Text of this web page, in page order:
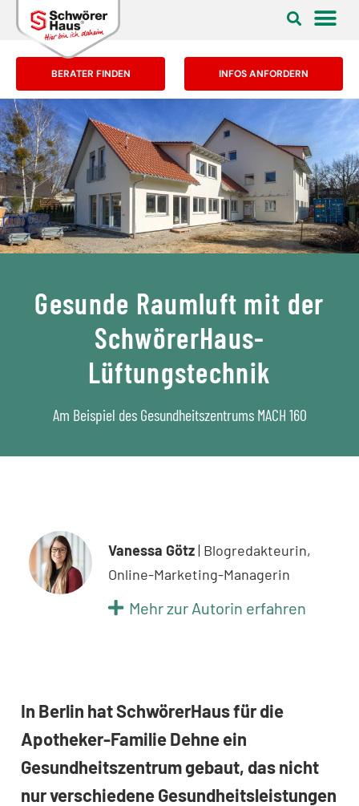
BERATER FINDEN INFOS ANFORDERN
Gesunde Raumluft mit der
SchwörerHaus-
Lüftungstechnik
Am Beispiel des Gesundheitszentrums MACH 160
Vanessa Götz| Blogredakteurin,
Online-Marketing-Managerin
Mehr zur Autorin erfahren
In Berlin hat SchwörerHaus für die
Apotheker-Familie Dehne ein
Gesundheitszentrum gebaut, das nicht
nur verschiedene Gesundheitsleistungen